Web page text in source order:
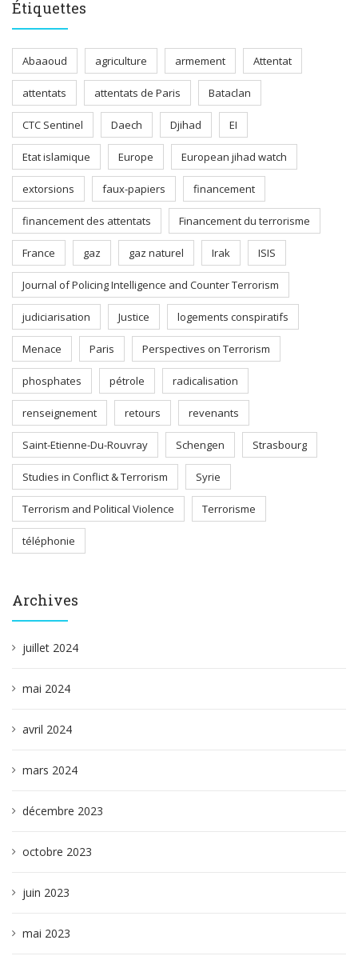
Étiquettes
Abaaoud agriculture armement Attentat
attentats attentats de Paris Bataclan
CTC Sentinel Daech Djihad EI
Etat islamique Europe European jihad watch
extorsions faux-papiers financement
financement des attentats Financement du terrorisme
France gaz gaz naturel Irak ISIS
Journal of Policing Intelligence and Counter Terrorism
judiciarisation Justice logements conspiratifs
Menace Paris Perspectives on Terrorism
phosphates pétrole radicalisation
renseignement retours revenants
Saint-Etienne-Du-Rouvray Schengen Strasbourg
Studies in Conflict & Terrorism Syrie
Terrorism and Political Violence Terrorisme
téléphonie
Archives
juillet 2024
mai 2024
avril 2024
mars 2024
décembre 2023
octobre 2023
juin 2023
mai 2023